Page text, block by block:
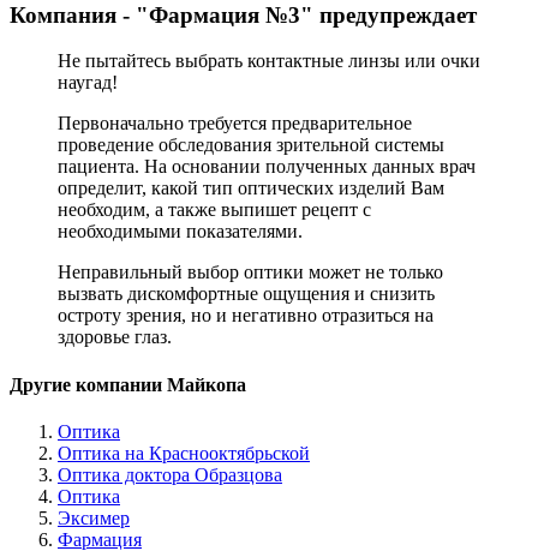
Компания - "Фармация №3" предупреждает
Не пытайтесь выбрать контактные линзы или очки
наугад!
Первоначально требуется предварительное
проведение обследования зрительной системы
пациента. На основании полученных данных врач
определит, какой тип оптических изделий Вам
необходим, а также выпишет рецепт с
необходимыми показателями.
Неправильный выбор оптики может не только
вызвать дискомфортные ощущения и снизить
остроту зрения, но и негативно отразиться на
здоровье глаз.
Другие компании Майкопа
Оптика
Оптика на Краснооктябрьской
Оптика доктора Образцова
Оптика
Эксимер
Фармация